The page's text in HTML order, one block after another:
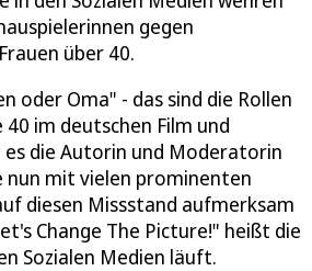
gegen
über 40.
oder Oma" - das sind die Rollen
im deutschen Film und
es die Autorin und Moderatorin
nun mit vielen prominenten
diesen Missstand aufmerksam
Change The Picture!" heißt die
Sozialen Medien läuft.